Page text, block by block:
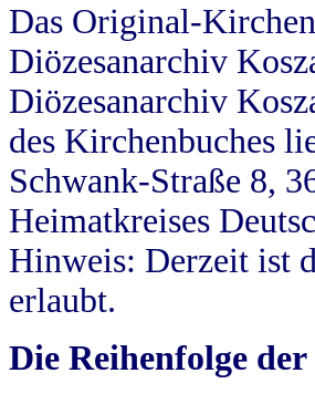
Das Original-
Diözesanarchiv
Diözesanarchiv
des Kirchenbuches
Schwank-Straße 8,
Heimatkreises
Hinweis: Derzeit ist
erlaubt.
Die Reihenfolge